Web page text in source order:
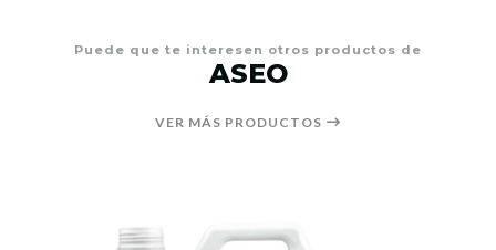
Puede que te interesen otros productos de
ASEO
VER MÁS PRODUCTOS